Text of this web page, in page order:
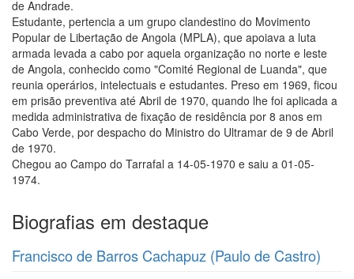
de Andrade.
Estudante, pertencia a um grupo clandestino do Movimento
Popular de Libertação de Angola (MPLA), que apoiava a luta
armada levada a cabo por aquela organização no norte e leste
de Angola, conhecido como "Comité Regional de Luanda", que
reunia operários, intelectuais e estudantes. Preso em 1969, ficou
em prisão preventiva até Abril de 1970, quando lhe foi aplicada a
medida administrativa de fixação de residência por 8 anos em
Cabo Verde, por despacho do Ministro do Ultramar de 9 de Abril
de 1970.
Chegou ao Campo do Tarrafal a 14-05-1970 e saiu a 01-05-
1974.
Biografias em destaque
Francisco de Barros Cachapuz (Paulo de Castro)